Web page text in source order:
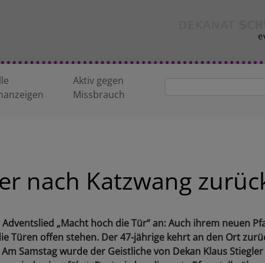
Aktiv gegen
Missbrauch
nach Katzwang
„Macht hoch die Tür“ an: Auch ihrem neuen
Türen offen stehen. Der 47-jährige kehrt an den Ort
Samstag wurde der Geistliche von Dekan Klaus